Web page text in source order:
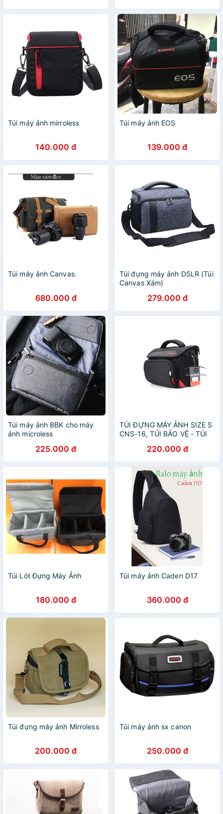
Túi máy ảnh mirroless
140.000 đ
Túi máy ảnh EOS
139.000 đ
Túi máy ảnh Canvas.
680.000 đ
Túi đựng máy ảnh DSLR (Túi
Canvas Xám)
279.000 đ
Túi máy ảnh BBK cho máy
ảnh microless
225.000 đ
TÚI ĐỰNG MÁY ẢNH SIZE S
CNS-16, TÚI BẢO VỆ - TÚI
CỠ NHỎ220.000 đ
Túi Lót Đựng Máy Ảnh
180.000 đ
Túi máy ảnh Caden D17
360.000 đ
Túi đựng máy ảnh Mirroless
200.000 đ
Túi máy ảnh sx canon
250.000 đ